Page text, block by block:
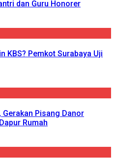
dan Guru Honorer
KBS? Pemkot Surabaya Uji
Gerakan Pisang Danor
Rumah